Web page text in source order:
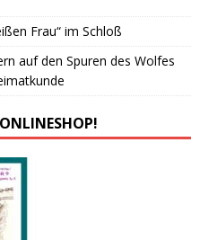
Frau“ im Schloß
auf den Spuren des Wolfes